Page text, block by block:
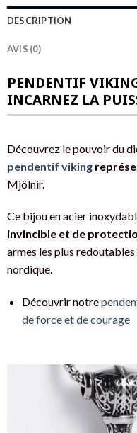
DESCRIPTION
AVIS (0)
PENDENTIF
INCARNEZ LA
Découvrez le pouvoir du
pendentif viking
Mjölnir.
Ce bijou en acier
invincible et de
armes les plus
nordique.
Découvrir notre
de force et de courage